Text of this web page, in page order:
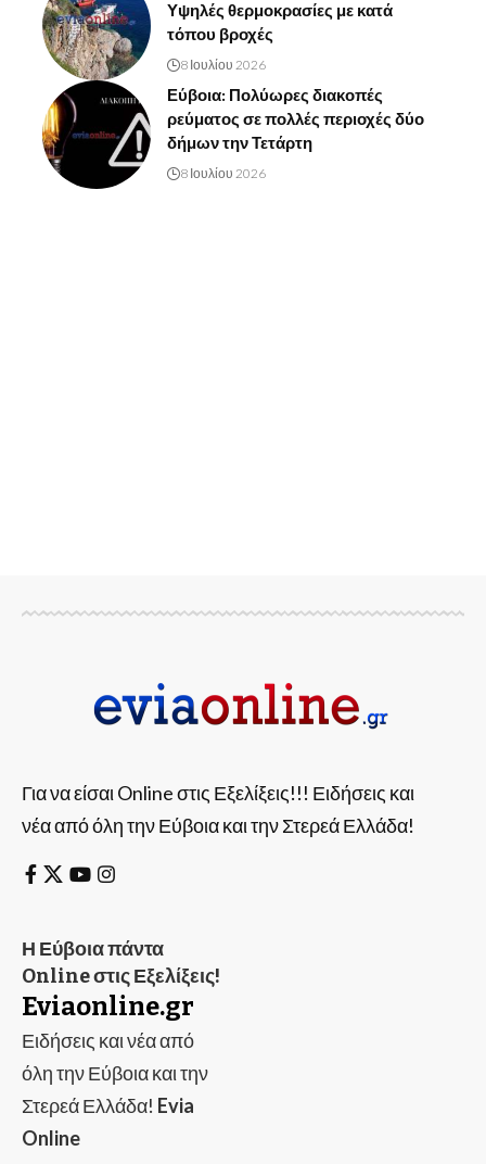
Υψηλές θερμοκρασίες με κατά
τόπου βροχές
8 Ιουλίου 2026
Εύβοια: Πολύωρες διακοπές
ρεύματος σε πολλές περιοχές δύο
δήμων την Τετάρτη
8 Ιουλίου 2026
Για να είσαι Online στις Εξελίξεις!!! Ειδήσεις και
νέα από όλη την Εύβοια και την Στερεά Ελλάδα!
Η Εύβοια πάντα
Online στις Εξελίξεις!
Eviaonline.gr
Ειδήσεις και νέα από
όλη την Εύβοια και την
Στερεά Ελλάδα! Evia
Online